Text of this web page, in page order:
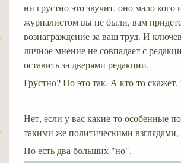
ни грустно это звучит, оно мало
журналистом вы не были, вам
вознаграждение за ваш труд. И
личное мнение не совпадает с
оставить за дверями редакции.
Грустно? Но это так. А кто-то
Нет, если у вас какие-то особенные
такими же политическими
Но есть два больших "но".